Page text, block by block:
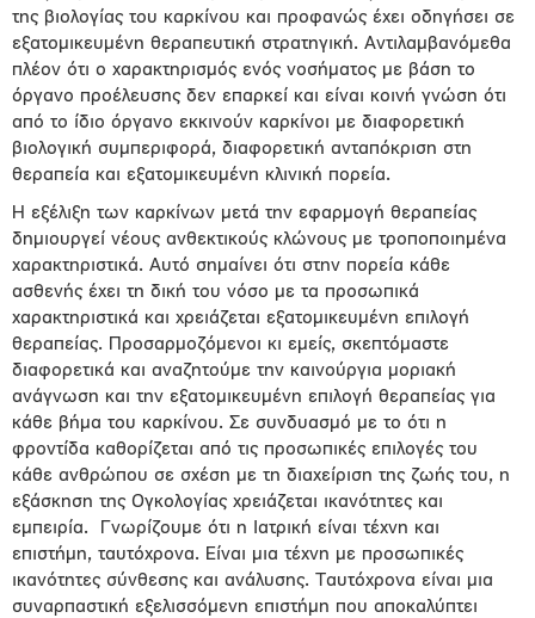
της βιολογίας του καρκίνου και προφανώς έχει οδηγήσει σε
εξατοµικευµένη θεραπευτική στρατηγική. Αντιλαµβανόµεθα
πλέον ότι ο χαρακτηρισµός ενός νοσήµατος µε βάση το
όργανο προέλευσης δεν επαρκεί και είναι κοινή γνώση ότι
από το ίδιο όργανο εκκινούν καρκίνοι µε διαφορετική
βιολογική συµπεριφορά, διαφορετική ανταπόκριση στη
θεραπεία και εξατοµικευµένη κλινική πορεία.
Η εξέλιξη των καρκίνων µετά την εφαρµογή θεραπείας
δημιουργεί νέους ανθεκτικούς κλώνους µε τροποποιηµένα
χαρακτηριστικά. Αυτό σημαίνει ότι στην πορεία κάθε
ασθενής έχει τη δική του νόσο µε τα προσωπικά
χαρακτηριστικά και χρειάζεται εξατοµικευµένη επιλογή
θεραπείας. Προσαρµοζόµενοι κι εµείς, σκεπτόµαστε
διαφορετικά και αναζητούµε την καινούργια µοριακή
ανάγνωση και την εξατοµικευµένη επιλογή θεραπείας για
κάθε βήµα του καρκίνου. Σε συνδυασµό µε το ότι η
φροντίδα καθορίζεται από τις προσωπικές επιλογές του
κάθε ανθρώπου σε σχέση µε τη διαχείριση της ζωής του, η
εξάσκηση της Ογκολογίας χρειάζεται ικανότητες και
εμπειρία. Γνωρίζουμε ότι η Ιατρική είναι τέχνη και
επιστήμη, ταυτόχρονα. Είναι µια τέχνη µε προσωπικές
ικανότητες σύνθεσης και ανάλυσης. Ταυτόχρονα είναι μια
συναρπαστική εξελισσόμενη επιστήμη που αποκαλύπτει